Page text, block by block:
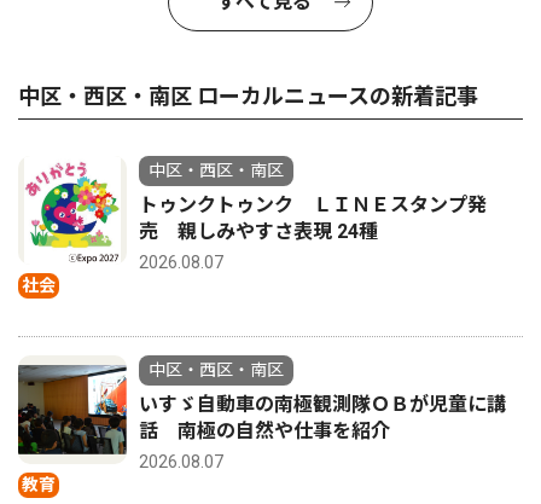
中区・西区・南区 ローカルニュースの新着記事
社会
中区・西区・南区
トゥンクトゥンク ＬＩＮＥスタンプ発
売 親しみやすさ表現 24種
2026.08.07
教育
中区・西区・南区
いすゞ自動車の南極観測隊ＯＢが児童に講
話 南極の自然や仕事を紹介
2026.08.07